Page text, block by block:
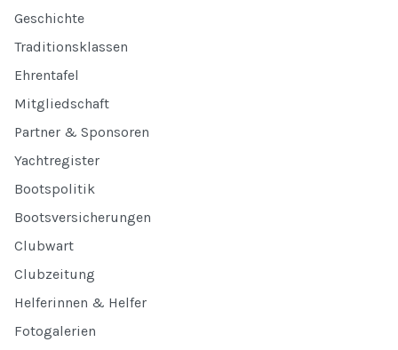
Geschichte
Traditionsklassen
Ehrentafel
Mitgliedschaft
Partner & Sponsoren
Yachtregister
Bootspolitik
Bootsversicherungen
Clubwart
Clubzeitung
Helferinnen & Helfer
Fotogalerien